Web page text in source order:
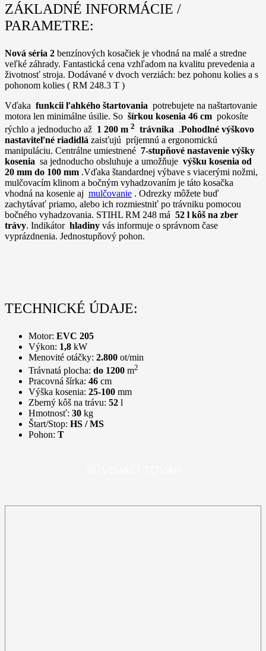
ZÁKLADNÉ INFORMÁCIE /
PARAMETRE:
Nová séria 2 benzínových kosačiek je vhodná na malé a stredne
veľké záhrady. Fantastická cena vzhľadom na kvalitu prevedenia a
životnosť stroja. Dodávané v dvoch verziách: bez pohonu kolies a s
pohonom kolies ( RM 248.3 T )
Vďaka funkcii ľahkého štartovania potrebujete na naštartovanie
motora len minimálne úsilie. So šírkou kosenia 46 cm pokosíte
rýchlo a jednoducho až 1 200 m 2 trávnika .Pohodlné výškovo
nastaviteľné riadidlá zaisťujú príjemnú a ergonomickú
manipuláciu. Centrálne umiestnené 7-stupňové nastavenie výšky
kosenia sa jednoducho obsluhuje a umožňuje výšku kosenia od
20 mm do 100 mm .Vďaka štandardnej výbave s viacerými nožmi,
mulčovacím klinom a bočným vyhadzovaním je táto kosačka
vhodná na kosenie aj mulčovanie . Odrezky môžete buď
zachytávať priamo, alebo ich rozmiestniť po trávniku pomocou
bočného vyhadzovania. STIHL RM 248 má 52 l kôš na zber
trávy. Indikátor hladiny vás informuje o správnom čase
vyprázdnenia. Jednostupňový pohon.
TECHNICKÉ ÚDAJE:
Motor: EVC 205
Výkon: 1,8 kW
Menovité otáčky: 2.800 ot/min
Trávnatá plocha: do 1200 m2
Pracovná šírka: 46 cm
Výška kosenia: 25-100 mm
Zberný kôš na trávu: 52 l
Hmotnosť: 30 kg
Štart/Stop: HS / MS
Pohon: T